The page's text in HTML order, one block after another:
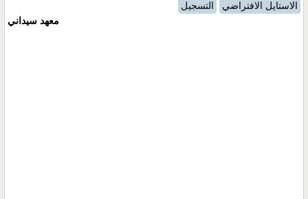
الاستايل الافتراضي
التسجيل
معهد سيداني